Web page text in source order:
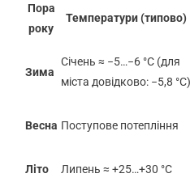
Пора
року
Температури (типово)
Зима
Січень ≈ −5…−6 °C (для
міста довідково: −5,8 °C)
Весна Поступове потепління
Літо Липень ≈ +25…+30 °C